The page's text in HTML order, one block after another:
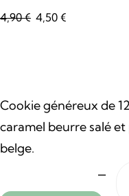
4,90€ L
r
4,50 €
r
Cookie généreux de
caramel beurre salé
belge.
–